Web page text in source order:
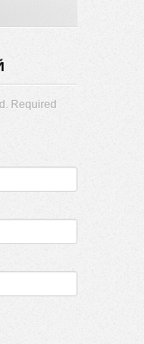
Required